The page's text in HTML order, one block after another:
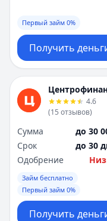
Первый займ 0%
Получить
4.6
(15 отзывов)
Сумма
до 30
Срок
до 30
Одобрение
Займ бесплатно
Первый займ 0%
Получить